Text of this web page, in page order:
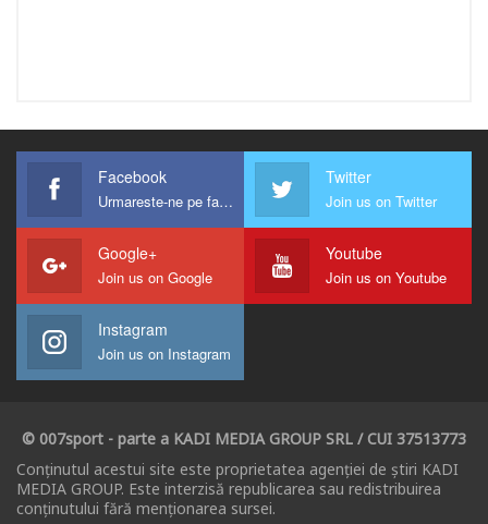
Facebook
Urmareste-ne pe facebook !
Twitter
Join us on Twitter
Google+
Join us on Google
Youtube
Join us on Youtube
Instagram
Join us on Instagram
© 007sport - parte a KADI MEDIA GROUP SRL / CUI 37513773
Conținutul acestui site este proprietatea agenției de știri KADI
MEDIA GROUP. Este interzisă republicarea sau redistribuirea
conținutului fără menționarea sursei.